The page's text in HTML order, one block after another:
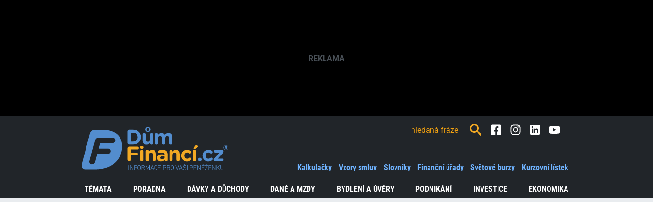
TÉMATA PORADNA DÁVKY A DŮCHODY DANĚ A MZDY BYDLENÍ A ÚVĚRY PODNIKÁNÍ INVESTICE EKONOMIKA
Kalkulačky Vzory smluv Slovníky Finanční úřady Světové burzy Kurzovní lístek
FacebookInstagramLinkedInYoutube